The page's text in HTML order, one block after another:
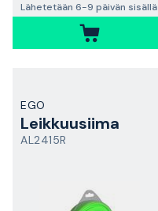
Lähetetään 6-9 päivän sisällä
EGO
Leikkuusiima
AL2415R